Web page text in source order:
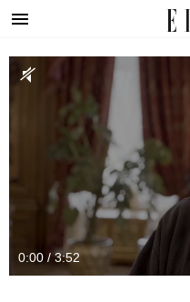
0:00 / 3:52